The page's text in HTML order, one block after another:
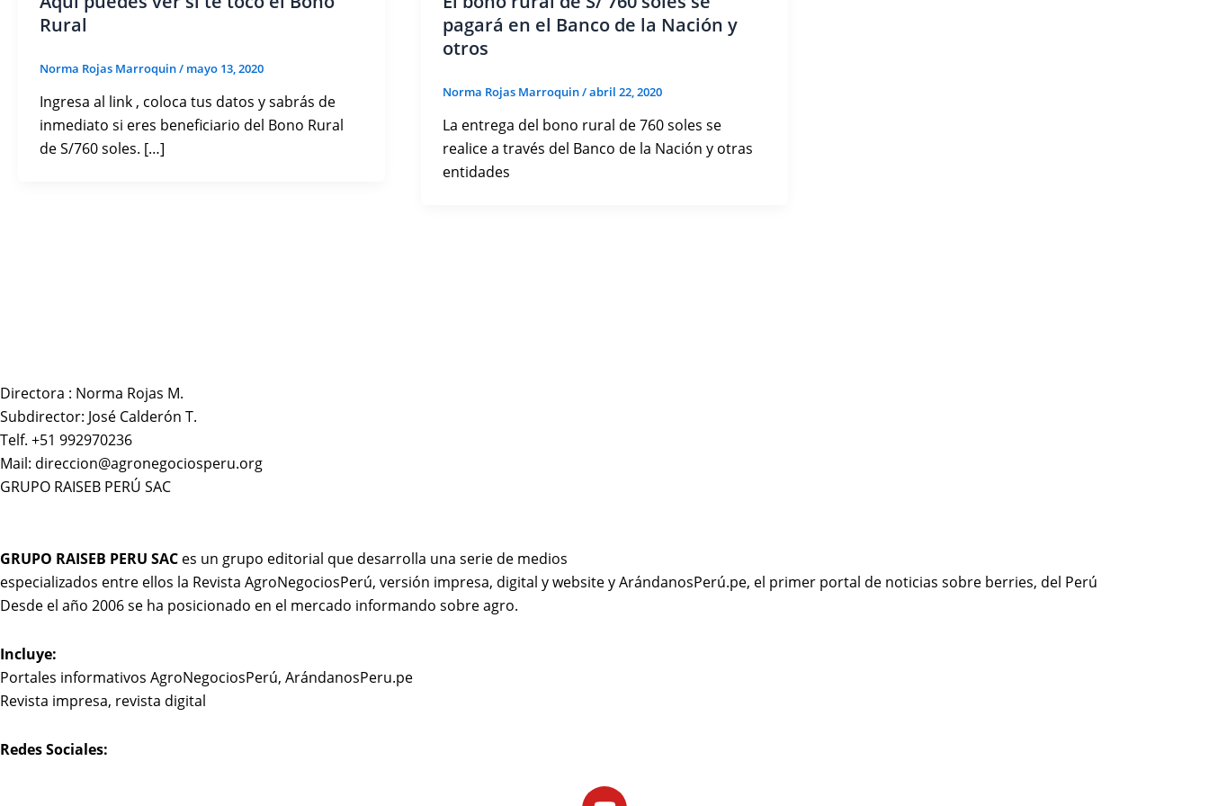
Rural
Norma Rojas Marroquin/ mayo 13, 2020
Ingresa al link , coloca tus datos y sabrás de
inmediato si eres beneficiario del Bono Rural
de S/760 soles. […]
pagará en el Banco de la Nación y
otros
Norma Rojas Marroquin/abril 22, 2020
La entrega del bono rural de 760 soles se
realice a través del Banco de la Nación y otras
entidades
Directora : Norma Rojas M.
Subdirector: José Calderón T.
Telf. +51 992970236
Mail: direccion@agronegociosperu.org
GRUPO RAISEB PERÚ SAC
GRUPO RAISEB PERU SAC es un grupo editorial que desarrolla una serie de medios
especializados entre ellos la Revista AgroNegociosPerú, versión impresa, digital y website y ArándanosPerú.pe, el primer portal de noticias sobre berries, del Perú
Desde el año 2006 se ha posicionado en el mercado informando sobre agro.
Incluye:
Portales informativos AgroNegociosPerú, ArándanosPeru.pe
Revista impresa, revista digital
Redes Sociales:
Youtube
Facebook
X-
Linkedin
Instagram